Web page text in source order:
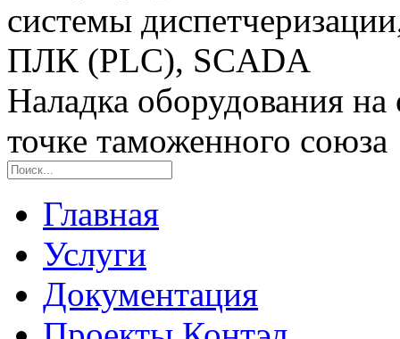
системы
ПЛК (PLC), SCADA
Наладка оборудования на
точке таможенного союза
Главная
Услуги
Документация